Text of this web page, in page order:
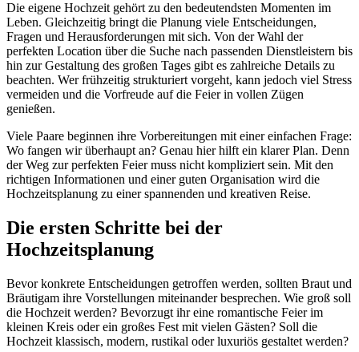
Die eigene Hochzeit gehört zu den bedeutendsten Momenten im
Leben. Gleichzeitig bringt die Planung viele Entscheidungen,
Fragen und Herausforderungen mit sich. Von der Wahl der
perfekten Location über die Suche nach passenden Dienstleistern bis
hin zur Gestaltung des großen Tages gibt es zahlreiche Details zu
beachten. Wer frühzeitig strukturiert vorgeht, kann jedoch viel Stress
vermeiden und die Vorfreude auf die Feier in vollen Zügen
genießen.
Viele Paare beginnen ihre Vorbereitungen mit einer einfachen Frage:
Wo fangen wir überhaupt an? Genau hier hilft ein klarer Plan. Denn
der Weg zur perfekten Feier muss nicht kompliziert sein. Mit den
richtigen Informationen und einer guten Organisation wird die
Hochzeitsplanung zu einer spannenden und kreativen Reise.
Die ersten Schritte bei der
Hochzeitsplanung
Bevor konkrete Entscheidungen getroffen werden, sollten Braut und
Bräutigam ihre Vorstellungen miteinander besprechen. Wie groß soll
die Hochzeit werden? Bevorzugt ihr eine romantische Feier im
kleinen Kreis oder ein großes Fest mit vielen Gästen? Soll die
Hochzeit klassisch, modern, rustikal oder luxuriös gestaltet werden?